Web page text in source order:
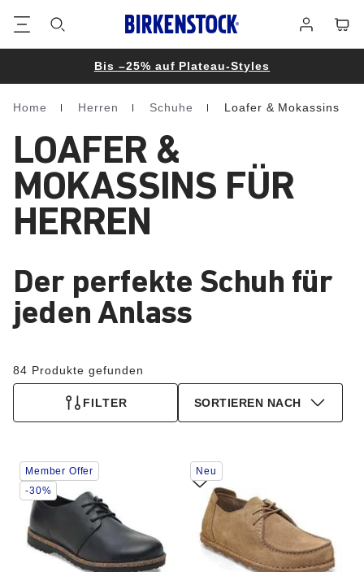
Bis –25% auf Plateau-Styles
Homepage
Home Herren Schuhe Loafer & Mokassins
LOAFER &
MOKASSINS FÜR
HERREN
Der perfekte Schuh für
jeden Anlass
84 Produkte gefunden
FILTER SORTIEREN NACH
Durch
Anklicken
der
Farben
werden
die
Produktbilder
aktualisiert.
Member Offer
-30%
Durch
Anklicken
der
Farben
werden
die
Produktbilder
aktualisiert.
Neu